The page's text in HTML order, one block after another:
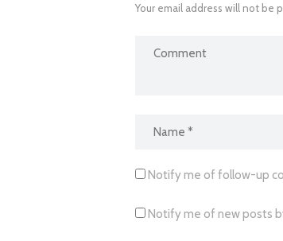
Your email address will not be
Notify me of follow-up
Notify me of new posts